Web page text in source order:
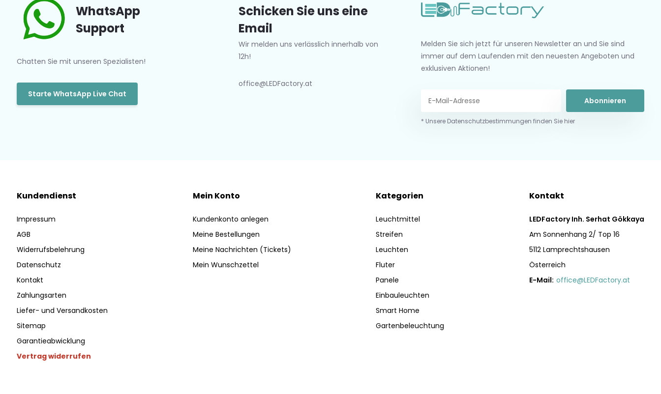
WhatsApp
Support
Chatten Sie mit unseren Spezialisten!
Starte WhatsApp Live Chat
Schicken Sie uns eine
Email
Wir melden uns verlässlich innerhalb von
12h!
office@LEDFactory.at
Melden Sie sich jetzt für unseren Newsletter an und Sie sind
immer auf dem Laufenden mit den neuesten Angeboten und
exklusiven Aktionen!
Abonnieren
* Unsere Datenschutzbestimmungen finden Sie hier
Kundendienst
Impressum
AGB
Widerrufsbelehrung
Datenschutz
Kontakt
Zahlungsarten
Liefer- und Versandkosten
Sitemap
Garantieabwicklung
Vertrag widerrufen
Mein Konto
Kundenkonto anlegen
Meine Bestellungen
Meine Nachrichten (Tickets)
Mein Wunschzettel
Kategorien
Leuchtmittel
Streifen
Leuchten
Fluter
Panele
Einbauleuchten
Smart Home
Gartenbeleuchtung
Kontakt
LEDFactory Inh. Serhat Gökkaya
Am Sonnenhang 2/ Top 16
5112 Lamprechtshausen
Österreich
E-Mail: office@LEDFactory.at